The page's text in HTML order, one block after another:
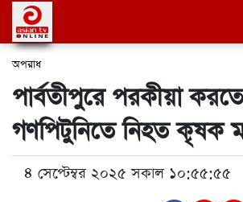
অপরাধ
পার্বতীপুরে পরকীয়া
গণপিটুনিতে নিহত কৃষক
৪ সেপ্টেম্বর ২০২৫ সকাল ১০:৫৫:৫৫